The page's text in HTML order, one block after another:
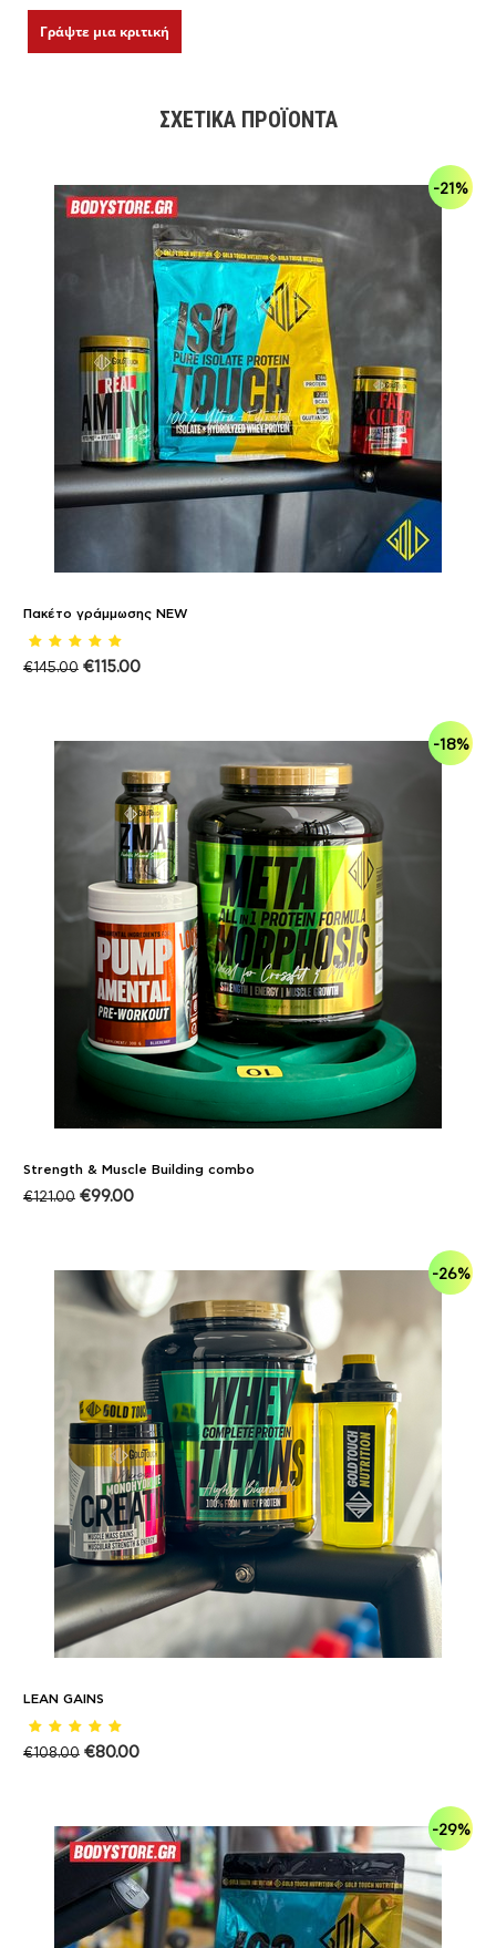
Γράψτε μια κριτική
ΣΧΕΤΙΚΆ ΠΡΟΪΌΝΤΑ
-21%
Πακέτο γράμμωσης NEW
€145.00 €115.00
-18%
Strength & Muscle Building combo
€121.00 €99.00
-26%
LEAN GAINS
€108.00 €80.00
-29%